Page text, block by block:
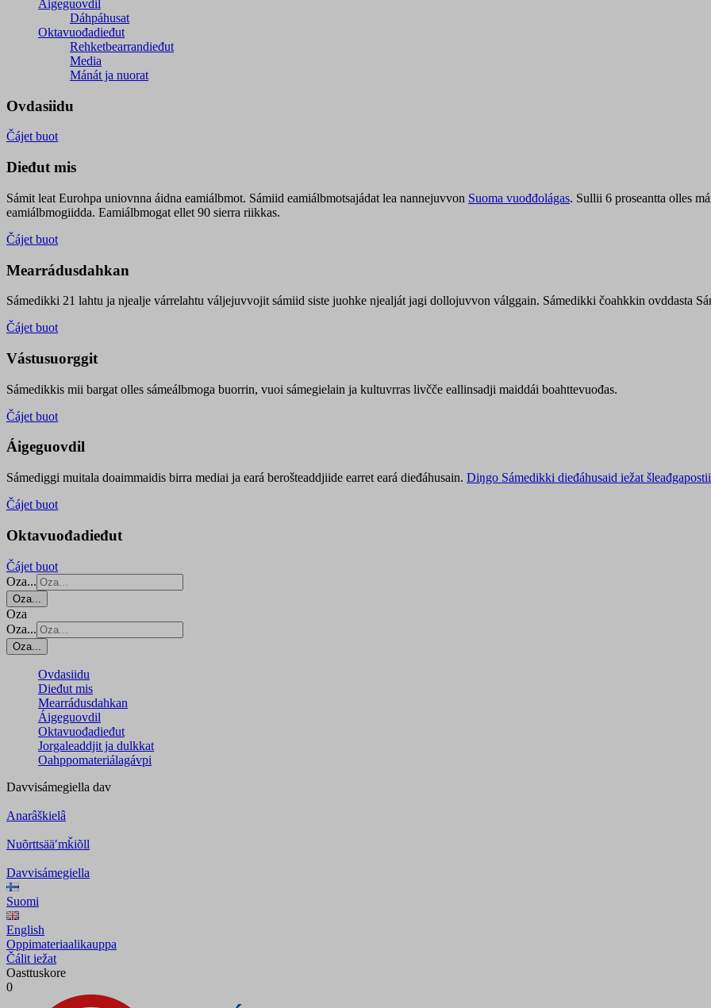
Áigeguovdil
Dáhpáhusat
Oktavuođadieđut
Rehketbearrandieđut
Media
Mánát ja nuorat
Ovdasiidu
Čájet buot
Dieđut mis
Sámit leat Eurohpa uniovnna áidna eamiálbmot. Sámiid eamiálbmotsajádat lea nannejuvvon Suoma vuođđolágas. Sullii 6 proseantta olles
eamiálbmogiidda. Eamiálbmogat ellet 90 sierra riikkas.
Čájet buot
Mearrádusdahkan
Sámedikki 21 lahtu ja njealje várrelahtu váljejuvvojit sámiid siste juohke njealját jagi dollojuvvon válggain. Sámedikki čoahkkin ovddasta
Čájet buot
Vástusuorggit
Sámedikkis mii bargat olles sámeálbmoga buorrin, vuoi sámegielain ja kultuvrras livčče eallinsadji maiddái boahttevuođas.
Čájet buot
Áigeguovdil
Sámediggi muitala doaimmaidis birra mediai ja eará berošteaddjiide earret eará dieđáhusain. Diŋgo Sámedikki dieđáhusaid iežat šleađgapostii
Čájet buot
Oktavuođadieđut
Čájet buot
Oza...
Oza...
Oza
Oza...
Oza...
Ovdasiidu
Dieđut mis
Mearrádusdahkan
Áigeguovdil
Oktavuođadieđut
Jorgaleaddjit ja dulkkat
Oahppomateriálagávpi
Davvisámegiella dav
Anarâškielâ
Nuõrttsääʹmǩiõll
Davvisámegiella
Suomi
English
Oppimateriaalikauppa
Čálit iežat
Oasttuskore
0